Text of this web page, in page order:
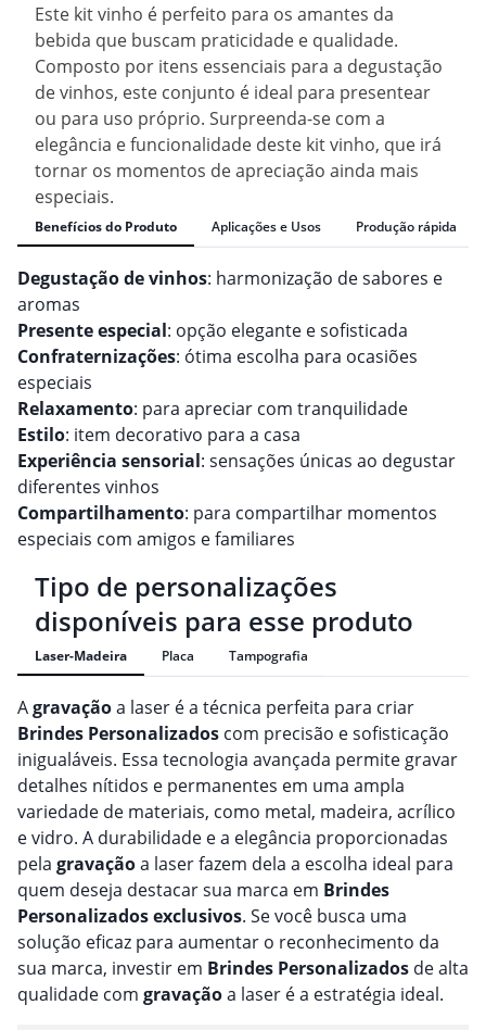
Este kit vinho é perfeito para os amantes da
bebida que buscam praticidade e qualidade.
Composto por itens essenciais para a degustação
de vinhos, este conjunto é ideal para presentear
ou para uso próprio. Surpreenda-se com a
elegância e funcionalidade deste kit vinho, que irá
tornar os momentos de apreciação ainda mais
especiais.
Benefícios do Produto Aplicações e Usos Produção rápida
Degustação de vinhos: harmonização de sabores e
aromas
Presente especial: opção elegante e sofisticada
Confraternizações: ótima escolha para ocasiões
especiais
Relaxamento: para apreciar com tranquilidade
Estilo: item decorativo para a casa
Experiência sensorial: sensações únicas ao degustar
diferentes vinhos
Compartilhamento: para compartilhar momentos
especiais com amigos e familiares
Tipo de personalizações
disponíveis para esse produto
Laser-Madeira Placa Tampografia
Agravaçãoa laser é a técnica perfeita para criar
Brindes Personalizados com precisão e sofisticação
inigualáveis. Essa tecnologia avançada permite gravar
detalhes nítidos e permanentes em uma ampla
variedade de materiais, como metal, madeira, acrílico
e vidro. A durabilidade e a elegância proporcionadas
pela gravaçãoa laser fazem dela a escolha ideal para
quem deseja destacar sua marca em Brindes
Personalizadosexclusivos. Se você busca uma
solução eficaz para aumentar o reconhecimento da
sua marca, investir em Brindes Personalizados de alta
qualidade com gravaçãoa laser é a estratégia ideal.